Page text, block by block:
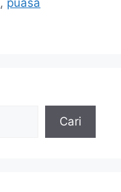
, puasa
Cari